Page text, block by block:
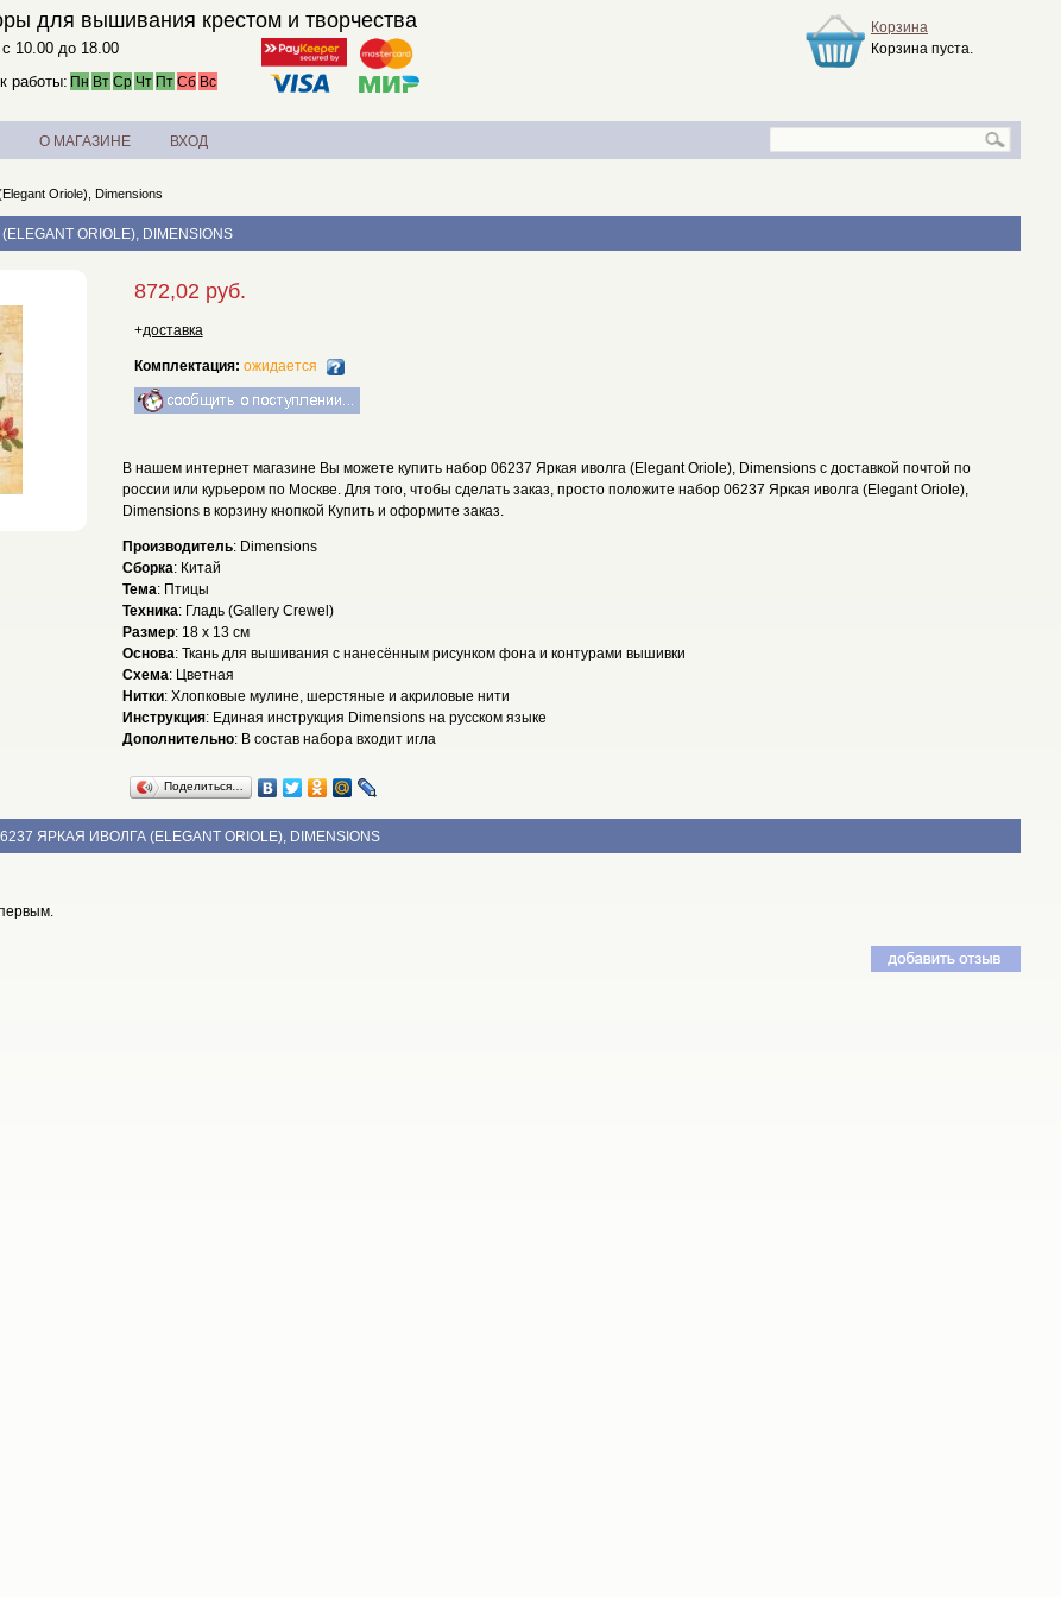
для вышивания крестом и творчества
с 10.00 до 18.00
работы: Пн Вт Ср Чт Пт Сб Вс
Корзина
Корзина пуста.
О МАГАЗИНЕ ВХОД
Oriole), Dimensions
ORIOLE), DIMENSIONS
872,02 руб.
+доставка
Комплектация: ожидается
В нашем интернет магазине Вы можете купить набор 06237 Яркая иволга (Elegant Oriole), Dimensions с доставкой почтой по
россии или курьером по Москве. Для того, чтобы сделать заказ, просто положите набор 06237 Яркая иволга (Elegant Oriole),
Dimensions в корзину кнопкой Купить и оформите заказ.
Производитель: Dimensions
Сборка: Китай
Тема: Птицы
Техника: Гладь (Gallery Crewel)
Размер: 18 х 13 см
Основа: Ткань для вышивания с нанесённым рисунком фона и контурами вышивки
Схема: Цветная
Нитки: Хлопковые мулине, шерстяные и акриловые нити
Инструкция: Единая инструкция Dimensions на русском языке
Дополнительно: В состав набора входит игла
Поделиться…
ЯРКАЯ ИВОЛГА (ELEGANT ORIOLE), DIMENSIONS